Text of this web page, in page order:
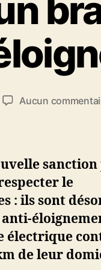
Aucun
le
: ils sont
électrique
de leur